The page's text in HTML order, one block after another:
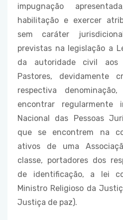
impugnação
habilitação e exercer
sem caráter
previstas na legislação a
da autoridade civil aos
Pastores, devidamente
respectiva
encontrar regularmente
Nacional das Pessoas
que se encontrem na
ativos de uma
classe, portadores dos
de identificação, a lei
Ministro Religioso da
Justiça de paz).